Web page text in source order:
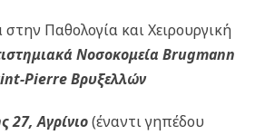
Παθολογία και Χειρουργική
Νοσοκομεία Brugmann
Pierre Βρυξελλών
27, Αγρίνιο(έναντι γηπέδου